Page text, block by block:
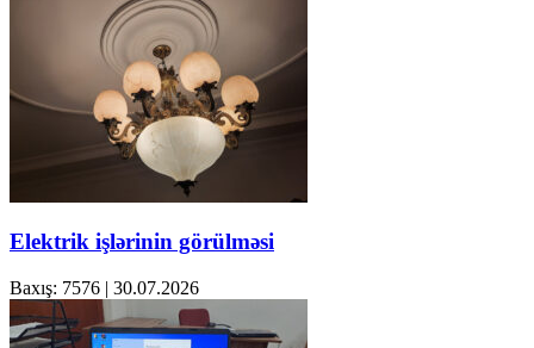
Elektrik işlərinin görülməsi
Baxış: 7576 | 30.07.2026